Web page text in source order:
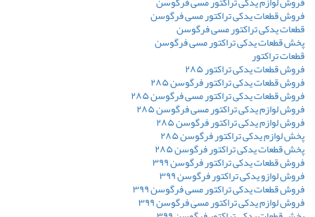
فروش قطعات یدکی تراکتور مسی فرگوسن
قطعات یدکی تراکتور مسی فرگوسن
پخش قطعات یدکی تراکتور مسی فرگوسن
قطعات تراکتور
فروش قطعات یدکی تراکتور ۲۸۵
فروش قطعات یدکی تراکتور فرگوسن ۲۸۵
فروش قطعات یدکی تراکتور مسی فرگوسن ۲۸۵
فروش لوازم یدکی تراکتور مسی فرگوسن ۲۸۵
فروش لوازم یدکی تراکتور فرگوسن ۲۸۵
پخش لوازم یدکی تراکتور فرگوسن ۲۸۵
پخش قطعات یدکی تراکتور فرگوسن ۲۸۵
فروش قطعات یدکی تراکتور فرگوسن ۳۹۹
فروش لوازو یدکی تراکتور فرگوسن ۳۹۹
فروش قطعات یدکی تراکتور مسی فرگوسن ۳۹۹
فروش لوازم یدکی تراکتور مسی فرگوسن ۳۹۹